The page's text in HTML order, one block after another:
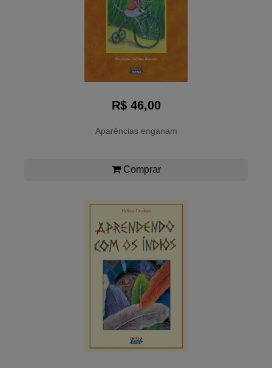
R$ 46,00
Aparências enganam
Comprar